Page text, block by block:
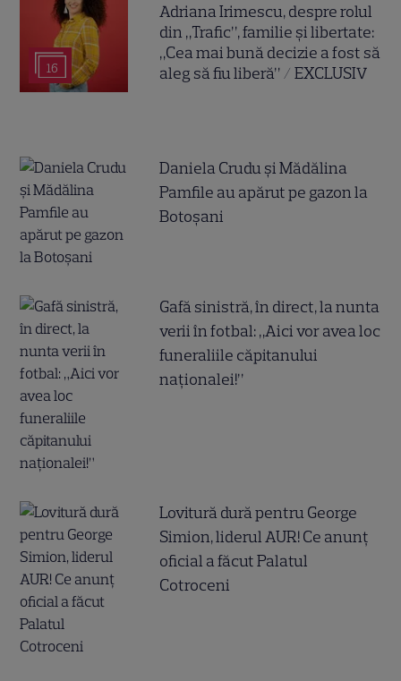
16
Adriana Irimescu, despre rolul
din „Trafic”, familie și libertate:
„Cea mai bună decizie a fost să
aleg să fiu liberă” / EXCLUSIV
Daniela Crudu și Mădălina
Pamfile au apărut pe gazon la
Botoșani
Gafă sinistră, în direct, la nunta
verii în fotbal: „Aici vor avea loc
funeraliile căpitanului
naționalei!”
Lovitură dură pentru George
Simion, liderul AUR! Ce anunț
oficial a făcut Palatul
Cotroceni